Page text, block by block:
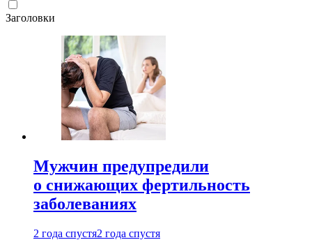
Заголовки
Мужчин предупредили
о снижающих фертильность
заболеваниях
2 года спустя2 года спустя